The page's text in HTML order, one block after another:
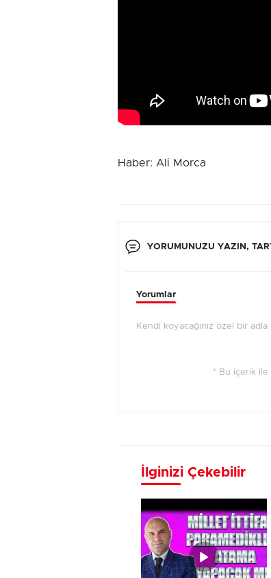
Haber: Ali Morca
YORUMUNUZU YAZIN,
Yorumlar
Kendi koyacağınız özel bir
* Bu içerik ile
İlginizi Çekebilir